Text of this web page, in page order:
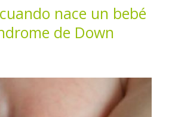
nace un bebé
de Down